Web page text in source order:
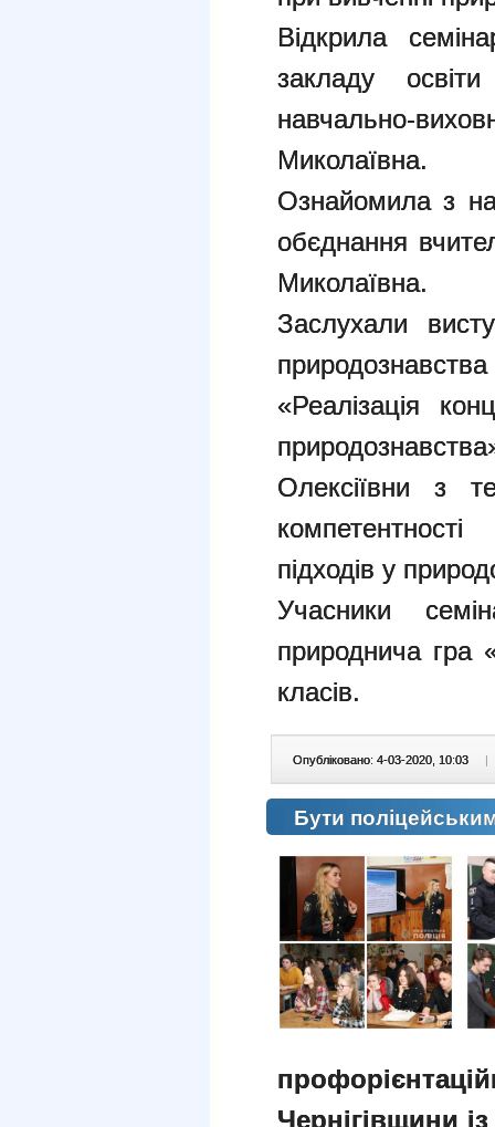
Відкрила
закладу
навчально-
Миколаївна.
Ознайомила з
обєднання
Миколаївна.
Заслухали
«Реалізація
Олексіївни з
підходів у
Учасники
природнича гра
класів.
Опубліковано: 4-03-2020, 10:03 |
Бути
Чернігівщини